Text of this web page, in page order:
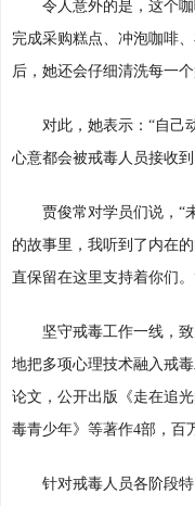
令人意外的是，这个
完成采购糕点、冲泡咖啡
后，她还会仔细清洗每一个
对此，她表示：“自己
心意都会被戒毒人员接收到
贾俊常对学员们说，“
的故事里，我听到了内在
直保留在这里支持着你们。
坚守戒毒工作一线，
地把多项心理技术融入戒
论文，公开出版《走在追
毒青少年》等著作4部，百
针对戒毒人员各阶段